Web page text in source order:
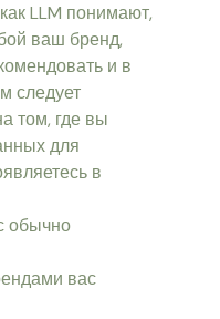
LLM понимают,
ваш бренд,
и в
следует
том, где вы
для
в
обычно
вас